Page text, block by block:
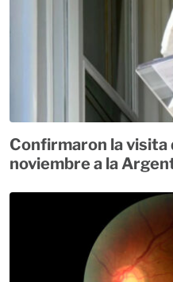
Confirmaron la visita
noviembre a la